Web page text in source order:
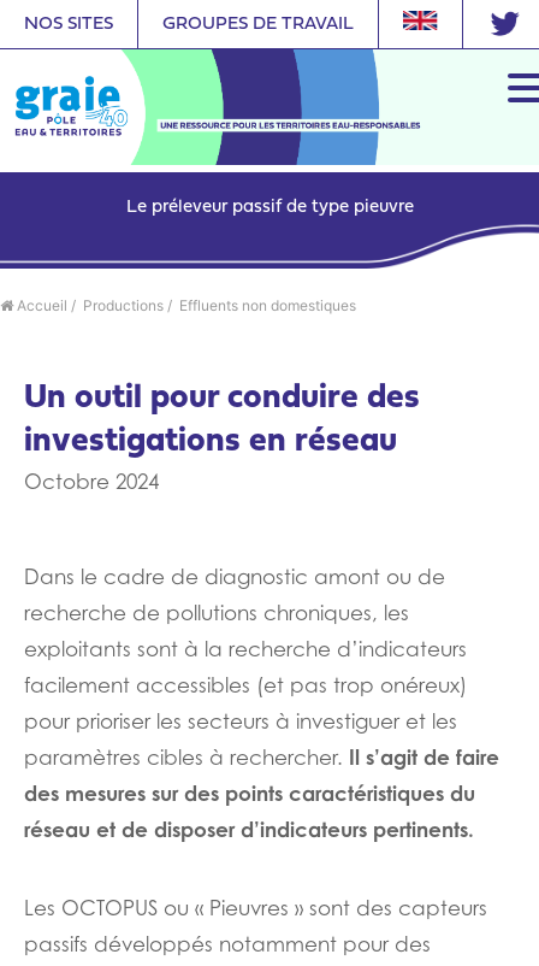
NOS SITES GROUPES DE TRAVAIL
Le préleveur passif de type pieuvre
Accueil / Productions / Effluents non domestiques
Un outil pour conduire des
investigations en réseau
Octobre 2024
Dans le cadre de diagnostic amont ou de
recherche de pollutions chroniques, les
exploitants sont à la recherche d’indicateurs
facilement accessibles (et pas trop onéreux)
pour prioriser les secteurs à investiguer et les
paramètres cibles à rechercher. Il s’agit de faire
des mesures sur des points caractéristiques du
réseau et de disposer d’indicateurs pertinents.
Les OCTOPUS ou « Pieuvres » sont des capteurs
passifs développés notamment pour des